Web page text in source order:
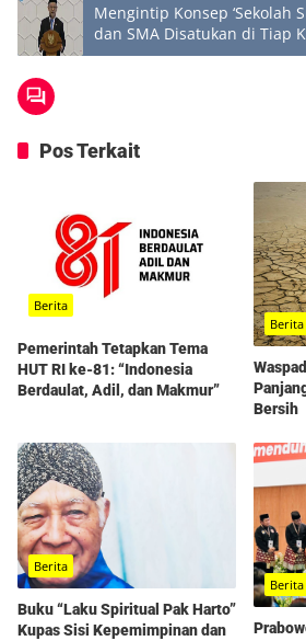
Mengintip Konsep ‘Sekolah
dan SMA Disatukan di Tiap
2026
Pos Terkait
Berita
Pemerintah Tetapkan Tema
HUT RI ke-81: “Indonesia
Berdaulat, Adil, dan Makmur”
Berita
Bersih
Berita
Buku “Laku Spiritual Pak Harto”
Kupas Sisi Kepemimpinan dan
Berita